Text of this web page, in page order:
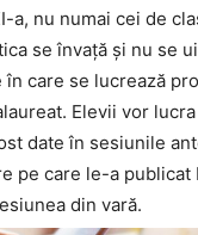
a, nu numai cei de
se învaţă şi nu se
în care se lucrează
Elevii vor
date în sesiunile
pe care le-a publicat
din vară.